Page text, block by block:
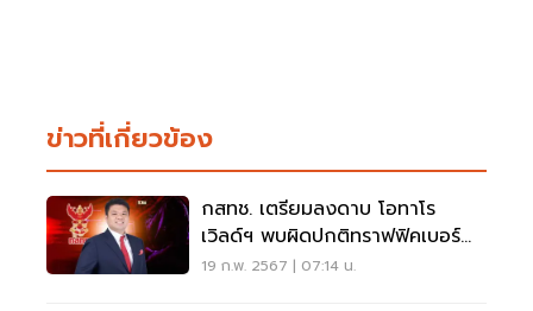
ข่าวที่เกี่ยวข้อง
กสทช. เตรียมลงดาบ โอทาโร
เวิลด์ฯ พบผิดปกติทราฟฟิคเบอร์
คล้ายกรุงไทย-SCB
19 ก.พ. 2567 | 07:14 น.